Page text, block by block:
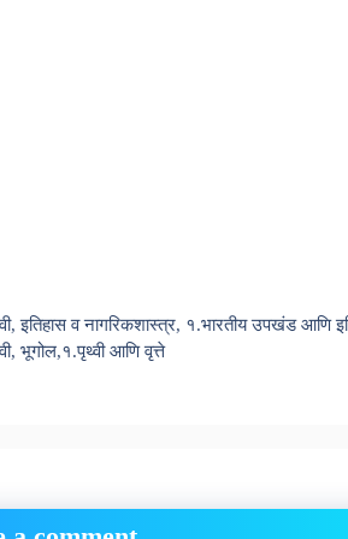
इतिहास व नागरिकशास्त्र, १.भारतीय उपखंड आणि
भूगोल,१.पृथ्वी आणि वृत्ते